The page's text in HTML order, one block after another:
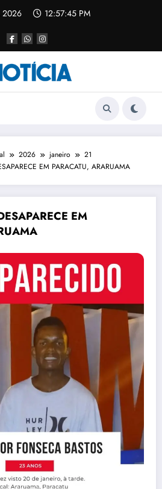
2026 12:57:46 PM
2026 janeiro
21
EM PARACATU, ARARUAMA
EM